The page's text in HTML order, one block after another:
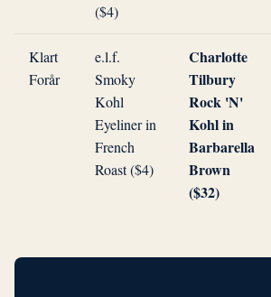
($4)
Klart
Forår
e.l.f.
Smoky
Kohl
Eyeliner in
French
Roast ($4)
Charlotte
Tilbury
Rock 'N'
Kohl in
Barbarella
Brown
($32)